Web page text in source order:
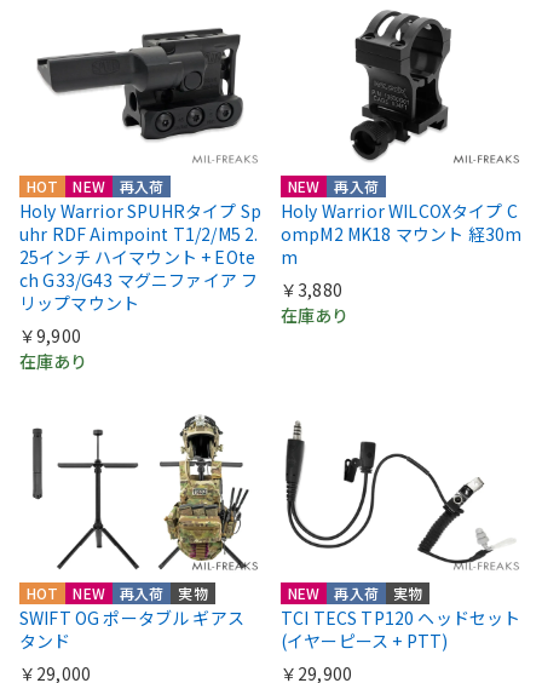
HOT NEW 再入荷
Holy Warrior SPUHRタイプ Sp
uhr RDF Aimpoint T1/2/M5 2.
25インチ ハイマウント + EOte
ch G33/G43 マグニファイア フ
リップマウント
￥9,900
在庫あり
NEW 再入荷
Holy Warrior WILCOXタイプ C
ompM2 MK18 マウント 経30m
m
￥3,880
在庫あり
HOT NEW 再入荷 実物
SWIFT OG ポータブル ギアス
タンド
￥29,000
NEW 再入荷 実物
TCI TECS TP120 ヘッドセット
(イヤーピース + PTT)
￥29,900